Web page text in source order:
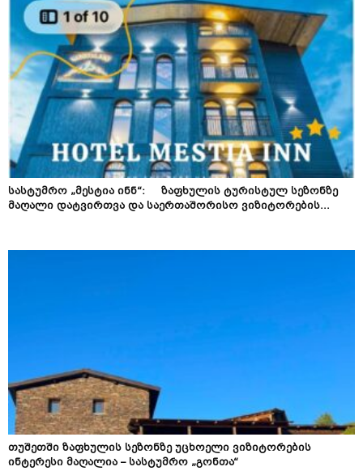
სასტუმრო „მესტია ინნ“: ზაფხულის ტურისტულ სეზონზე
მაღალი დატვირთვა და საერთაშორისო ვიზიტორების...
თუშეთში ზაფხულის სეზონზე უცხოელი ვიზიტორების
ინტერესი მაღალია – სასტუმრო „გონთა“